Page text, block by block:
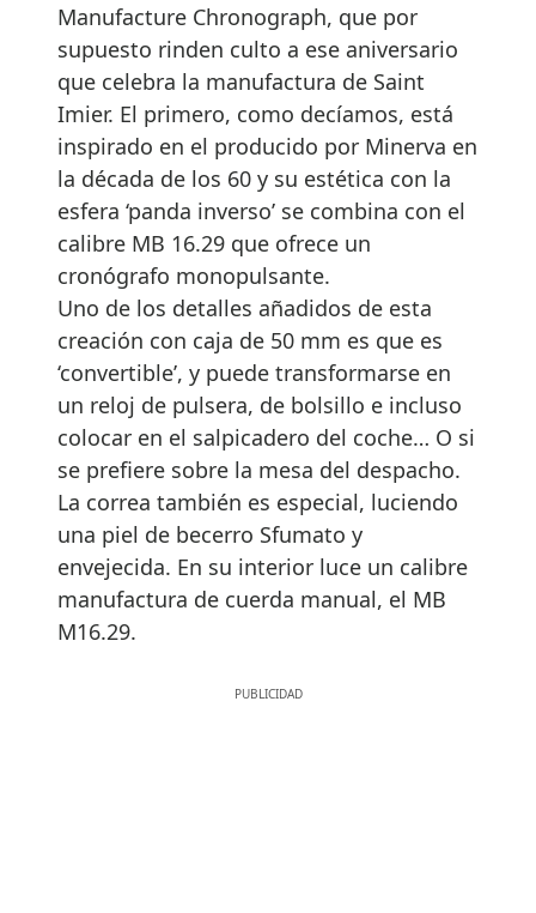
Manufacture Chronograph, que por
supuesto rinden culto a ese aniversario
que celebra la manufactura de Saint
Imier. El primero, como decíamos, está
inspirado en el producido por Minerva en
la década de los 60 y su estética con la
esfera ‘panda inverso’ se combina con el
calibre MB 16.29 que ofrece un
cronógrafo monopulsante.
Uno de los detalles añadidos de esta
creación con caja de 50 mm es que es
‘convertible’, y puede transformarse en
un reloj de pulsera, de bolsillo e incluso
colocar en el salpicadero del coche… O si
se prefiere sobre la mesa del despacho.
La correa también es especial, luciendo
una piel de becerro Sfumato y
envejecida. En su interior luce un calibre
manufactura de cuerda manual, el MB
M16.29.